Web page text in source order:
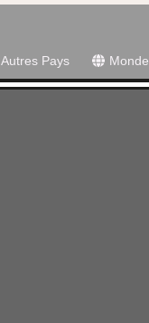
Autres Pays Monde